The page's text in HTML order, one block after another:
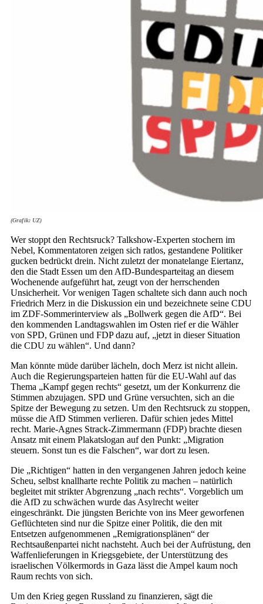
(Grafik: UZ)
Wer stoppt den Rechtsruck? Talkshow-Experten stochern im
Nebel, Kommentatoren zeigen sich ratlos, gestandene Politiker
gucken bedrückt drein. Nicht zuletzt der monatelange Eiertanz,
den die Stadt Essen um den AfD-Bundesparteitag an diesem
Wochenende aufgeführt hat, zeugt von der herrschenden
Unsicherheit. Vor wenigen Tagen schaltete sich dann auch noch
Friedrich Merz in die Diskussion ein und bezeichnete seine CDU
im ZDF-Sommerinterview als „Bollwerk gegen die AfD“. Bei
den kommenden Landtagswahlen im Osten rief er die Wähler
von SPD, Grünen und FDP dazu auf, „jetzt in dieser Situation
die CDU zu wählen“. Und dann?
Man könnte müde darüber lächeln, doch Merz ist nicht allein.
Auch die Regierungsparteien hatten für die EU-Wahl auf das
Thema „Kampf gegen rechts“ gesetzt, um der Konkurrenz die
Stimmen abzujagen. SPD und Grüne versuchten, sich an die
Spitze der Bewegung zu setzen. Um den Rechtsruck zu stoppen,
müsse die AfD Stimmen verlieren. Dafür schien jedes Mittel
recht. Marie-Agnes Strack-Zimmermann (FDP) brachte diesen
Ansatz mit einem Plakatslogan auf den Punkt: „Migration
steuern. Sonst tun es die Falschen“, war dort zu lesen.
Die „Richtigen“ hatten in den vergangenen Jahren jedoch keine
Scheu, selbst knallharte rechte Politik zu machen – natürlich
begleitet mit strikter Abgrenzung „nach rechts“. Vorgeblich um
die AfD zu schwächen wurde das Asylrecht weiter
eingeschränkt. Die jüngsten Berichte von ins Meer geworfenen
Geflüchteten sind nur die Spitze einer Politik, die den mit
Entsetzen aufgenommenen „Remigrationsplänen“ der
Rechtsaußenpartei nicht nachsteht. Auch bei der Aufrüstung, den
Waffenlieferungen in Kriegsgebiete, der Unterstützung des
israelischen Völkermords in Gaza lässt die Ampel kaum noch
Raum rechts von sich.
Um den Krieg gegen Russland zu finanzieren, sägt die